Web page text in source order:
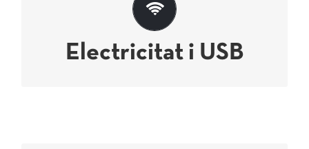
Electricitat i USB
Endolls per als teus aparells electrònics i